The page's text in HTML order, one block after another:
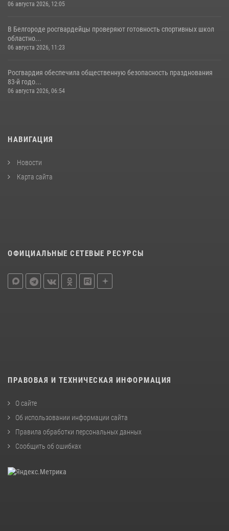
06 августа 2026, 12:05
В Белгороде росгвардейцы проверяют готовность спортивных школ
областно...
06 августа 2026, 11:23
Росгвардия обеспечила общественную безопасность празднования
83-й годо...
06 августа 2026, 06:54
НАВИГАЦИЯ
Новости
Карта сайта
ОФИЦИАЛЬНЫЕ СЕТЕВЫЕ РЕСУРСЫ
ПРАВОВАЯ И ТЕХНИЧЕСКАЯ ИНФОРМАЦИЯ
О сайте
Об использовании информации сайта
Правила обработки персональных данных
Сообщить об ошибках